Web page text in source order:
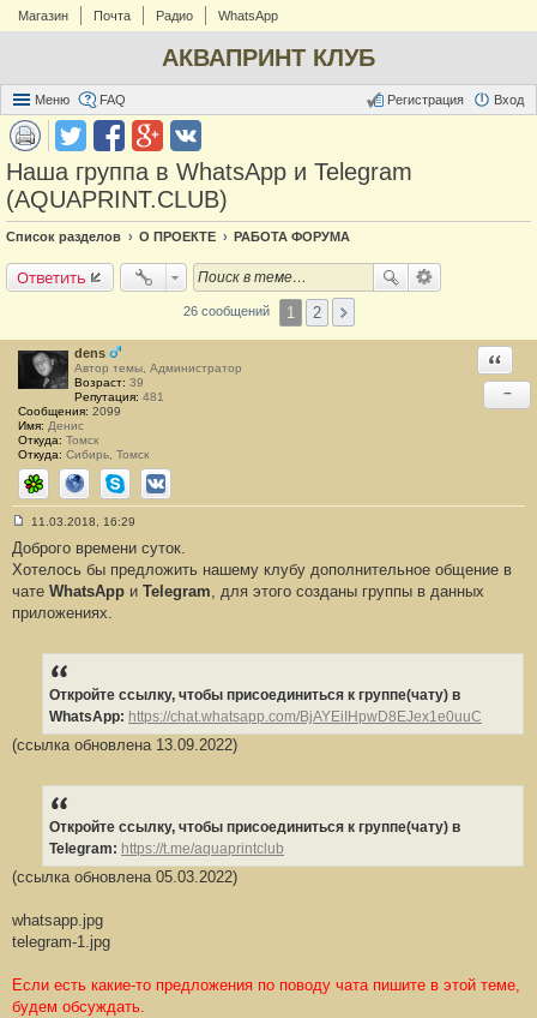
Магазин Почта Радио WhatsApp
АКВАПРИНТ КЛУБ
Меню FAQ Вход
Регистрация
Наша группа в WhatsApp и Telegram
(AQUAPRINT.CLUB)
Список разделов О ПРОЕКТЕ РАБОТА ФОРУМА
Ответить
26 сообщений 1 2
dens
Автор темы, Администратор
Возраст: 39
Репутация: 481
Сообщения: 2099
Имя: Денис
Откуда: Томск
Откуда: Сибирь, Томск
ICQ СайтSkypeВКонтакте
−
о
б
щ
н
11.03.2018, 16:29
Доброго времени суток.
Хотелось бы предложить нашему клубу дополнительное общение в
чате WhatsApp и Telegram, для этого созданы группы в данных
приложениях.
Откройте ссылку, чтобы присоединиться к группе(чату) в
WhatsApp: https://chat.whatsapp.com/BjAYEiIHpwD8EJex1e0uuC
(ссылка обновлена 13.09.2022)
Откройте ссылку, чтобы присоединиться к группе(чату) в
Telegram: https://t.me/aquaprintclub
(ссылка обновлена 05.03.2022)
whatsapp.jpg
telegram-1.jpg
Если есть какие-то предложения по поводу чата пишите в этой теме,
будем обсуждать.